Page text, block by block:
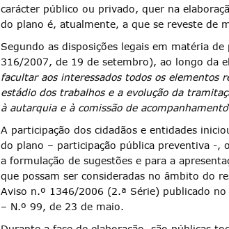
carácter público ou privado, quer na
do plano é, atualmente, a que se reveste de
Segundo as disposições legais em matéria
316/2007, de 19 de setembro), ao longo da
facultar aos interessados todos os elementos
estádio dos trabalhos e a evolução da
à autarquia e à comissão de acompanhamento
A participação dos cidadãos e entidades
do plano – participação pública preventiva -,
a formulação de sugestões e para a
que possam ser consideradas no âmbito do
Aviso n.º 1346/2006 (2.ª Série) publicado
– N.º 99, de 23 de maio.